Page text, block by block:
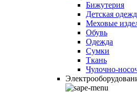
Бижутерия
Детская
Меховые
Обувь
Одежда
Сумки
Ткань
Чулочно-